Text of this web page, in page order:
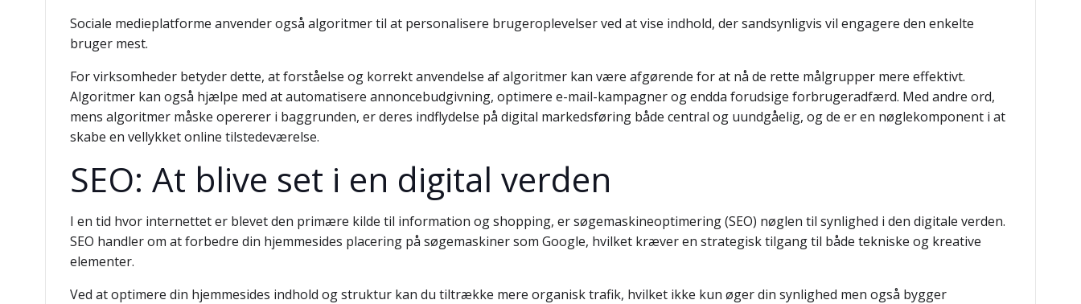
Sociale medieplatforme anvender også algoritmer til at personalisere brugeroplevelser ved at vise indhold, der sandsynligvis vil engagere den enkelte
bruger mest.
For virksomheder betyder dette, at forståelse og korrekt anvendelse af algoritmer kan være afgørende for at nå de rette målgrupper mere effektivt.
Algoritmer kan også hjælpe med at automatisere annoncebudgivning, optimere e-mail-kampagner og endda forudsige forbrugeradfærd. Med andre ord,
mens algoritmer måske opererer i baggrunden, er deres indflydelse på digital markedsføring både central og uundgåelig, og de er en nøglekomponent i at
skabe en vellykket online tilstedeværelse.
SEO: At blive set i en digital verden
I en tid hvor internettet er blevet den primære kilde til information og shopping, er søgemaskineoptimering (SEO) nøglen til synlighed i den digitale verden.
SEO handler om at forbedre din hjemmesides placering på søgemaskiner som Google, hvilket kræver en strategisk tilgang til både tekniske og kreative
elementer.
Ved at optimere din hjemmesides indhold og struktur kan du tiltrække mere organisk trafik, hvilket ikke kun øger din synlighed men også bygger